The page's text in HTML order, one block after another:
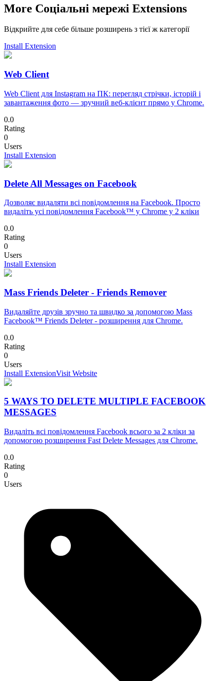
More Соціальні мережі Extensions
Відкрийте для себе більше розширень з тієї ж категорії
Install Extension
Web Client
Web Client для Instagram на ПК: перегляд стрічки, історій і
завантаження фото — зручний веб-клієнт прямо у Chrome.
0.0
Rating
0
Users
Install Extension
Delete All Messages on Facebook
Дозволяє видаляти всі повідомлення на Facebook. Просто
видаліть усі повідомлення Facebook™ у Chrome у 2 кліки
0.0
Rating
0
Users
Install Extension
Mass Friends Deleter - Friends Remover
Видаляйте друзів зручно та швидко за допомогою Mass
Facebook™ Friends Deleter - розширення для Chrome.
0.0
Rating
0
Users
Install ExtensionVisit Website
5 WAYS TO DELETE MULTIPLE FACEBOOK
MESSAGES
Видаліть всі повідомлення Facebook всього за 2 кліки за
допомогою розширення Fast Delete Messages для Chrome.
0.0
Rating
0
Users